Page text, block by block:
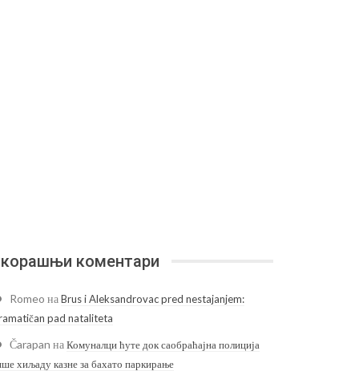
коментари
Romeo наBrus i Aleksandrovac pred nestajanjem:
pad nataliteta
Čarapan наКомуналци ћуте док саобраћајна полиција
хиљаду казне за бахато паркирање